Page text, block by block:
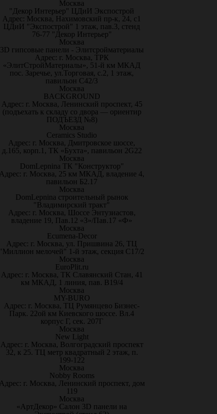
Москва
"Декор Интерьер" ЦДиИ Экспострой
Адрес: Москва, Нахимовский пр-к, 24, с1
ЦДиИ "Экспострой" 1 этаж, пав.3, стенд
76-77 "Декор Интерьер"
Москва
3D гипсовые панели - Элитсройматериалы
Адрес: г. Москва, ТРК
«ЭлитСтройМатериалы», 51-й км МКАД
пос. Заречье, ул.Торговая, с.2, 1 этаж,
павильон С42/3
Москва
BACKGROUND
Адрес: г. Москва, Ленинский проспект, 45
(подъехать к складу со двора — ориентир
ПОДЪЕЗД №8)
Москва
Ceramics Studio
Адрес: г. Москва, Дмитровское шоссе,
д.165, корп.1, ТК «Бухта», павильон 2G22
Москва
DomLepnina ТК "Конструктор"
г. Москва, 25 км МКАД, владение 4,
павильон Б2.17
Москва
DomLepnina строительный рынок
"Владимирский тракт"
Адрес: г. Москва, Шоссе Энтузиастов,
владение 19, Пав.12 «З»/Пав.17 «Ф»
Москва
Ecumena-Decor
Адрес: г. Москва, ул. Пришвина 26, ТЦ
мелочей" 1-й этаж, секция С17/2
Москва
EuroPlit.ru
Адрес: г. Москва, ТК Славянский Стан, 41
км МКАД, 1 линия, пав. В19/4
Москва
MY-BURO
Адрес: г. Москва, ТЦ Румянцево Бизнес-
Парк. 22ой км Киевского шоссе. Вл.4
корпус Г, сек. 207Г
Москва
New Light
Адрес: г. Москва, Волгоградский проспект
32, к 25. ТЦ метр квадратный 2 этаж, п.
199-122
Москва
Nobby Rooms
г. Москва, Ленинский проспект, дом
119
Москва
«АртДекор» Салон 3D панели на